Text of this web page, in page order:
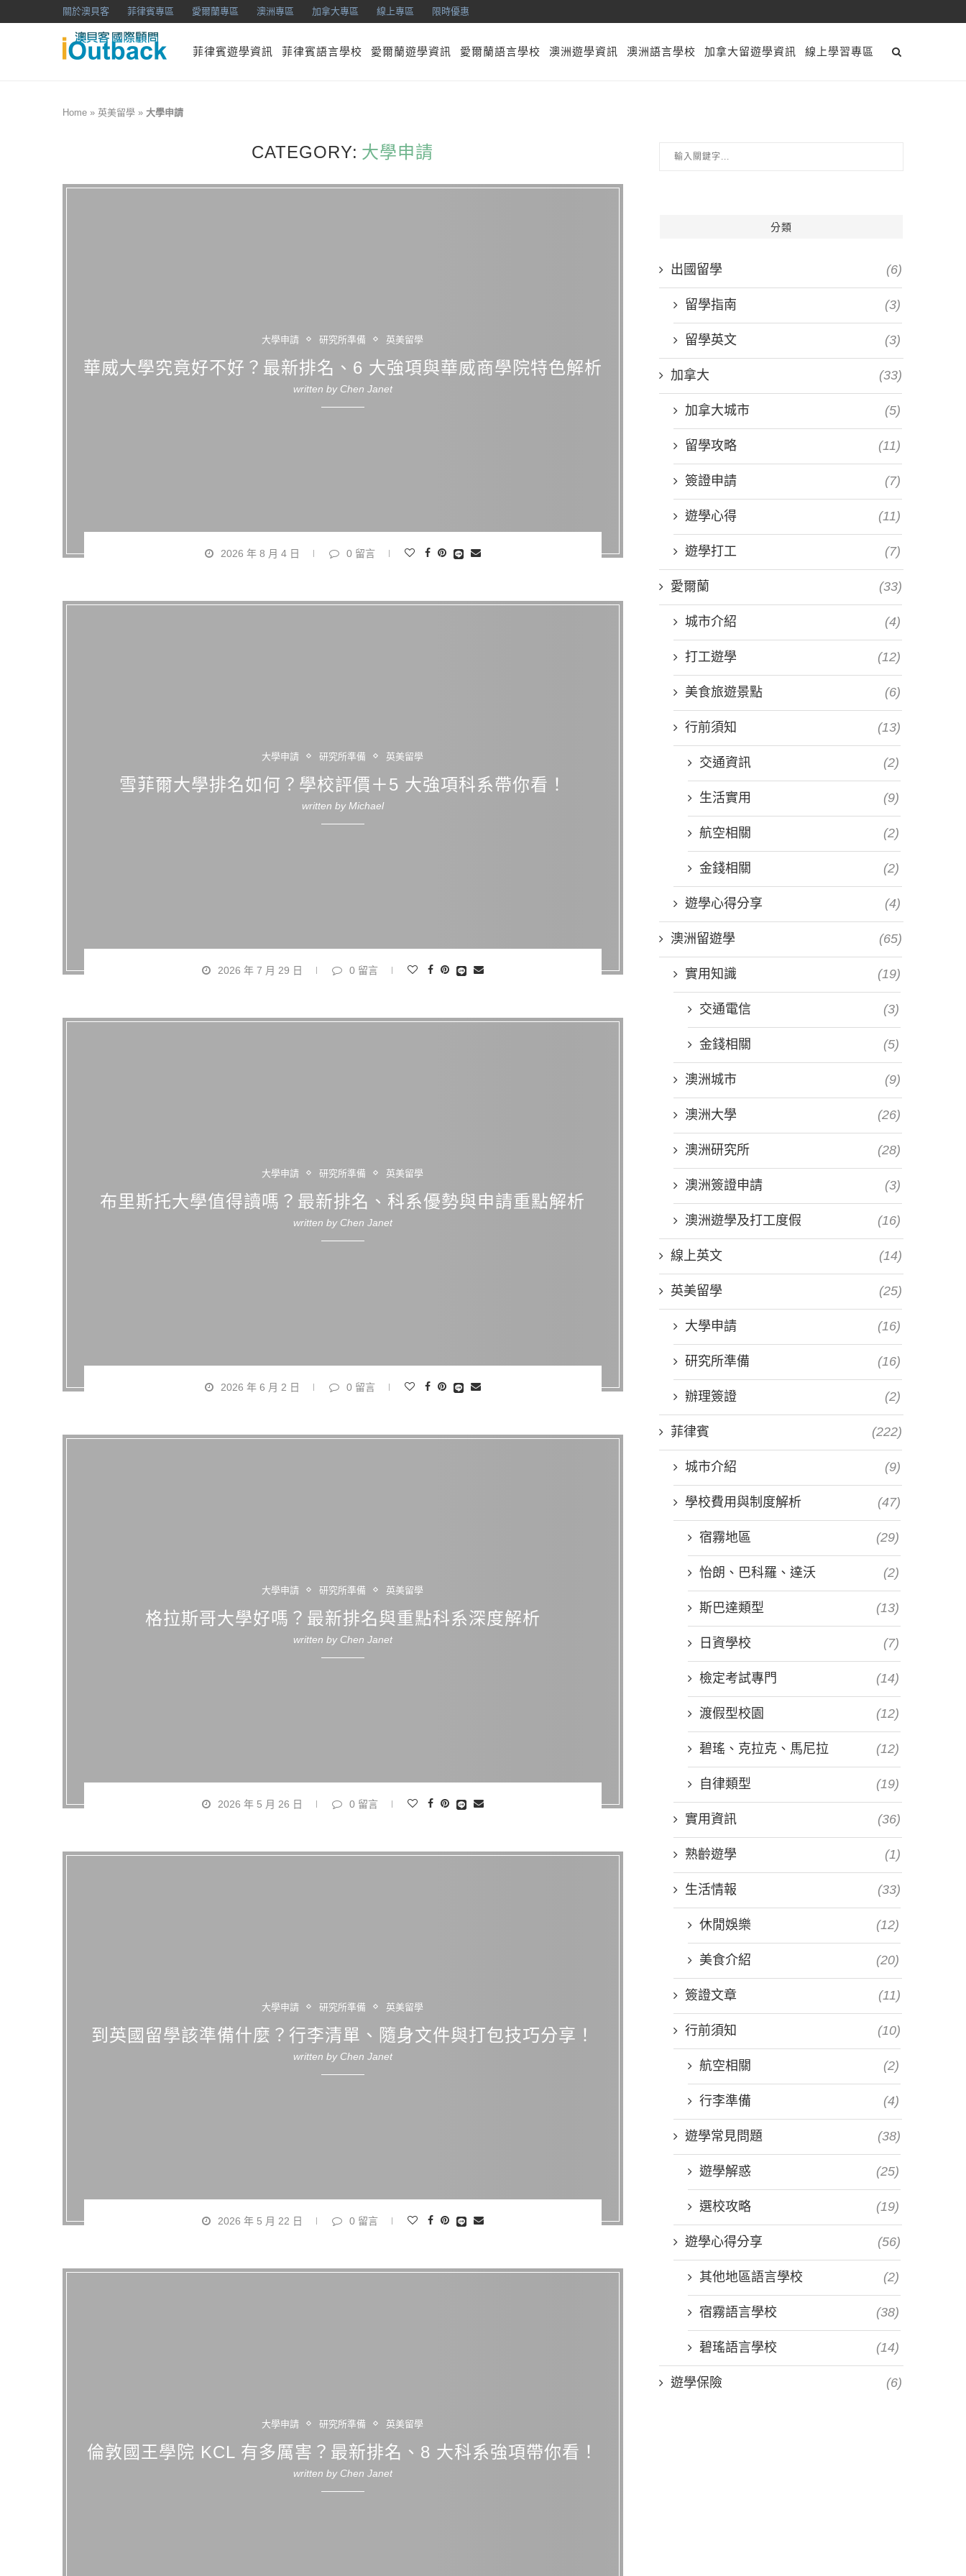
關於澳貝客 菲律賓專區 愛爾蘭專區 澳洲專區 加拿大專區 線上專區 限時優惠
菲律賓遊學資訊 菲律賓語言學校 愛爾蘭遊學資訊 愛爾蘭語言學校 澳洲遊學資訊 澳洲語言學校 加拿大留遊學資訊 線上學習專區
Home » 英美留學 » 大學申請
CATEGORY: 大學申請
大學申請 研究所準備 英美留學
華威大學究竟好不好？最新排名、6 大強項與華威商學院特色解析
written by Chen Janet
2026 年 8 月 4 日 0 留言
大學申請 研究所準備 英美留學
雪菲爾大學排名如何？學校評價＋5 大強項科系帶你看！
written by Michael
2026 年 7 月 29 日 0 留言
大學申請 研究所準備 英美留學
布里斯托大學值得讀嗎？最新排名、科系優勢與申請重點解析
written by Chen Janet
2026 年 6 月 2 日 0 留言
大學申請 研究所準備 英美留學
格拉斯哥大學好嗎？最新排名與重點科系深度解析
written by Chen Janet
2026 年 5 月 26 日 0 留言
大學申請 研究所準備 英美留學
到英國留學該準備什麼？行李清單、隨身文件與打包技巧分享！
written by Chen Janet
2026 年 5 月 22 日 0 留言
大學申請 研究所準備 英美留學
倫敦國王學院 KCL 有多厲害？最新排名、8 大科系強項帶你看！
written by Chen Janet
分類
出國留學 (6)
留學指南 (3)
留學英文 (3)
加拿大 (33)
加拿大城市 (5)
留學攻略 (11)
簽證申請 (7)
遊學心得 (11)
遊學打工 (7)
愛爾蘭 (33)
城市介紹 (4)
打工遊學 (12)
美食旅遊景點 (6)
行前須知 (13)
交通資訊 (2)
生活實用 (9)
航空相關 (2)
金錢相關 (2)
遊學心得分享 (4)
澳洲留遊學 (65)
實用知識 (19)
交通電信 (3)
金錢相關 (5)
澳洲城市 (9)
澳洲大學 (26)
澳洲研究所 (28)
澳洲簽證申請 (3)
澳洲遊學及打工度假 (16)
線上英文 (14)
英美留學 (25)
大學申請 (16)
研究所準備 (16)
辦理簽證 (2)
菲律賓 (222)
城市介紹 (9)
學校費用與制度解析 (47)
宿霧地區 (29)
怡朗、巴科羅、達沃 (2)
斯巴達類型 (13)
日資學校 (7)
檢定考試專門 (14)
渡假型校園 (12)
碧瑤、克拉克、馬尼拉 (12)
自律類型 (19)
實用資訊 (36)
熟齡遊學 (1)
生活情報 (33)
休閒娛樂 (12)
美食介紹 (20)
簽證文章 (11)
行前須知 (10)
航空相關 (2)
行李準備 (4)
遊學常見問題 (38)
遊學解惑 (25)
選校攻略 (19)
遊學心得分享 (56)
其他地區語言學校 (2)
宿霧語言學校 (38)
碧瑤語言學校 (14)
遊學保險 (6)